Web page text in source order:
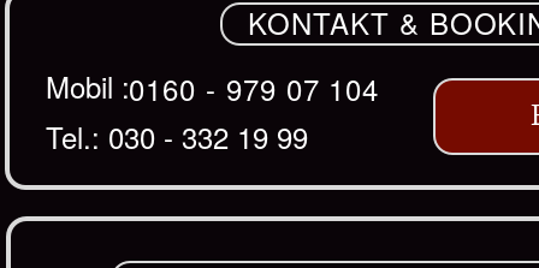
0160 - 979 07 104
KONTAKT &
Mobil :
Tel.: 030 - 332 19 99